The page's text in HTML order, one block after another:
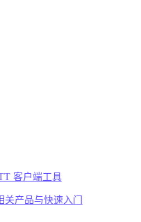
客户端工具
产品与快速入门